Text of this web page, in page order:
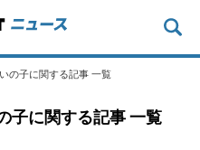
の子に関する記事 一覧
子に関する記事 一覧